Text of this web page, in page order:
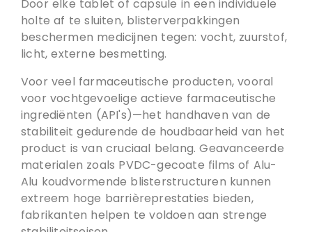
Door elke tablet of capsule in een individuele
holte af te sluiten, blisterverpakkingen
beschermen medicijnen tegen: vocht, zuurstof,
licht, externe besmetting.
Voor veel farmaceutische producten, vooral
voor vochtgevoelige actieve farmaceutische
ingrediënten (API's)—het handhaven van de
stabiliteit gedurende de houdbaarheid van het
product is van cruciaal belang. Geavanceerde
materialen zoals PVDC-gecoate films of Alu-
Alu koudvormende blisterstructuren kunnen
extreem hoge barrièreprestaties bieden,
fabrikanten helpen te voldoen aan strenge